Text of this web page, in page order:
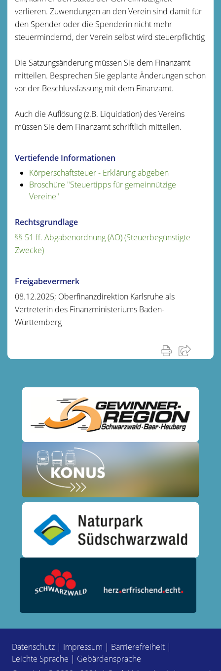
verlieren. Zuwendungen an den Verein sind damit für
den Spender oder die Spenderin nicht mehr
steuermindernd, der Verein selbst wird steuerpflichtig
Die Satzungsänderung müssen Sie dem Finanzamt
mitteilen. Besprechen Sie geplante Änderungen schon
vor der Beschlussfassung mit dem Finanzamt.
Auch die Auflösung (z.B. Liquidation) des Vereins
müssen Sie dem Finanzamt schriftlich mitteilen.
Vertiefende Informationen
Körperschaftsteuer - Erklärung abgeben
Broschüre "Steuertipps für gemeinnützige
Vereine"
Rechtsgrundlage
§§ 51 ff. Abgabenordnung (AO) (Steuerbegünstigte
Zwecke)
Freigabevermerk
08.12.2025; Oberfinanzdirektion Karlsruhe als
Vertreterin des Finanzministeriums Baden-
Württemberg
Datenschutz | Impressum | Barrierefreiheit |
Leichte Sprache | Gebärdensprache